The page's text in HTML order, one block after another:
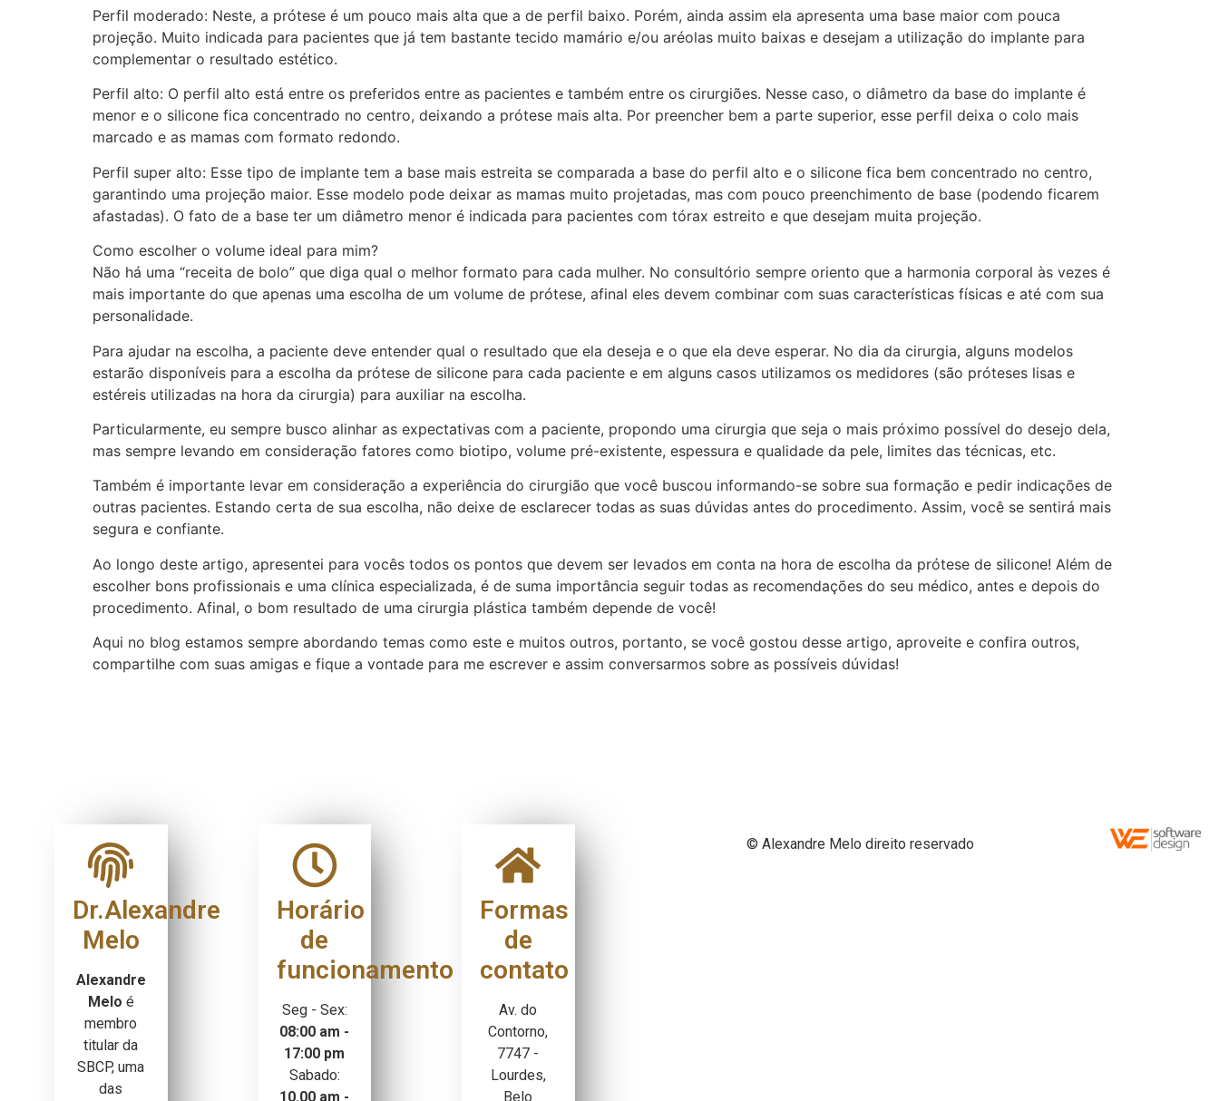
Perfil moderado: Neste, a prótese é um pouco mais alta que a de perfil baixo. Porém, ainda assim ela apresenta uma base maior com pouca
projeção. Muito indicada para pacientes que já tem bastante tecido mamário e/ou aréolas muito baixas e desejam a utilização do implante para
complementar o resultado estético.
Perfil alto: O perfil alto está entre os preferidos entre as pacientes e também entre os cirurgiões. Nesse caso, o diâmetro da base do implante é
menor e o silicone fica concentrado no centro, deixando a prótese mais alta. Por preencher bem a parte superior, esse perfil deixa o colo mais
marcado e as mamas com formato redondo.
Perfil super alto: Esse tipo de implante tem a base mais estreita se comparada a base do perfil alto e o silicone fica bem concentrado no centro,
garantindo uma projeção maior. Esse modelo pode deixar as mamas muito projetadas, mas com pouco preenchimento de base (podendo ficarem
afastadas). O fato de a base ter um diâmetro menor é indicada para pacientes com tórax estreito e que desejam muita projeção.
Como escolher o volume ideal para mim?
Não há uma “receita de bolo” que diga qual o melhor formato para cada mulher. No consultório sempre oriento que a harmonia corporal às vezes é
mais importante do que apenas uma escolha de um volume de prótese, afinal eles devem combinar com suas características físicas e até com sua
personalidade.
Para ajudar na escolha, a paciente deve entender qual o resultado que ela deseja e o que ela deve esperar. No dia da cirurgia, alguns modelos
estarão disponíveis para a escolha da prótese de silicone para cada paciente e em alguns casos utilizamos os medidores (são próteses lisas e
estéreis utilizadas na hora da cirurgia) para auxiliar na escolha.
Particularmente, eu sempre busco alinhar as expectativas com a paciente, propondo uma cirurgia que seja o mais próximo possível do desejo dela,
mas sempre levando em consideração fatores como biotipo, volume pré-existente, espessura e qualidade da pele, limites das técnicas, etc.
Também é importante levar em consideração a experiência do cirurgião que você buscou informando-se sobre sua formação e pedir indicações de
outras pacientes. Estando certa de sua escolha, não deixe de esclarecer todas as suas dúvidas antes do procedimento. Assim, você se sentirá mais
segura e confiante.
Ao longo deste artigo, apresentei para vocês todos os pontos que devem ser levados em conta na hora de escolha da prótese de silicone! Além de
escolher bons profissionais e uma clínica especializada, é de suma importância seguir todas as recomendações do seu médico, antes e depois do
procedimento. Afinal, o bom resultado de uma cirurgia plástica também depende de você!
Aqui no blog estamos sempre abordando temas como este e muitos outros, portanto, se você gostou desse artigo, aproveite e confira outros,
compartilhe com suas amigas e fique a vontade para me escrever e assim conversarmos sobre as possíveis dúvidas!
Dr.Alexandre
Melo
Alexandre
Melo é
membro
titular da
SBCP, uma
das
Horário
de
funcionamento
Seg - Sex:
08:00 am -
17:00 pm
Sabado:
10.00 am -
Formas
de
contato
Av. do
Contorno,
7747 -
Lourdes,
Belo
© Alexandre Melo direito reservado